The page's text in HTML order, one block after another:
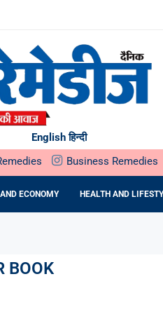
English हिन्दी
Business Remedies
ECONOMY HEALTH AND
BOOK